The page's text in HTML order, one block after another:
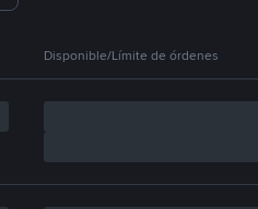
Disponible/Límite de órdenes